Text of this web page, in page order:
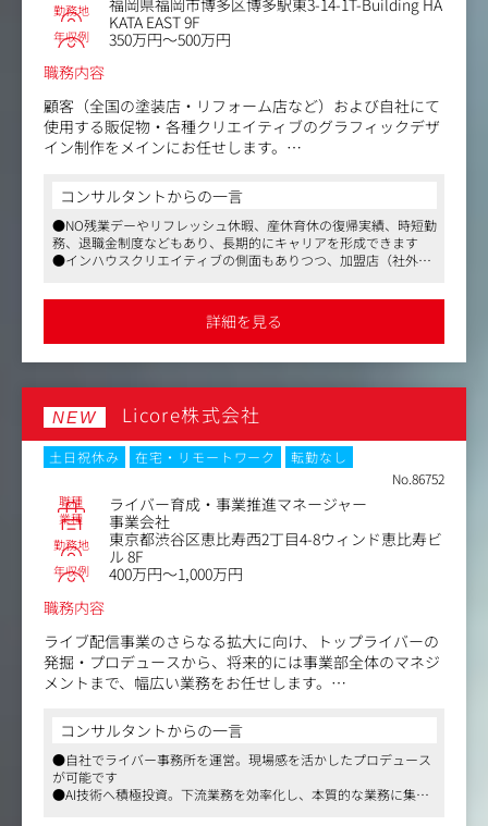
・プロジェクトマネジメント：
大型案件における演出提案から当日の運営サポートまで、
営業主導での事業成長を牽引。
勤務地
KATA EAST 9F
年収例
350万円～500万円
職務内容
顧客（全国の塗装店・リフォーム店など）および自社にて
使用する販促物・各種クリエイティブのグラフィックデザ
イン制作をメインにお任せします。
がら、デザインの力で事業価値の向上に貢献できるポジシ
ョンです！
＜具体的な業務内容＞
・パンフレット・チラシ・ポスター・パネルなどの印刷物
・デジタルバナー・SNS 用クリエイティブの制作
・ショールーム空間のデザイン制作補助・素材作成
＜使用ツール＞
Adobe Illustrator / Photoshop / InDesign
AI チャットツール（Claude / Copilot / GENSPARK など）
＜対応件数目安＞
・一人あたり月間 20～30 件程度
・案件規模は 4c/4c チラシから冊子ものまで様々
コンサルタントからの一言
●NO残業デーやリフレッシュ休暇、産休育休の復帰実績、時短勤
務、退職金制度などもあり、長期的にキャリアを形成できます
●インハウスクリエイティブの側面もありつつ、加盟店（社外）
詳細を見る
NEW Licore株式会社
土日祝休み 在宅・リモートワーク
転勤なし
No.86752
職種 ライバー育成・事業推進マネージャー
業種 事業会社
勤務地
東京都渋谷区恵比寿西2丁目4-8ウィンド恵比寿ビ
ル 8F
年収例
400万円～1,000万円
職務内容
ライブ配信事業のさらなる拡大に向け、トップライバーの
発掘・プロデュースから、将来的には事業部全体のマネジ
メントまで、幅広い業務をお任せします。
【具体的な業務内容】
・ライバーの発掘・採用戦略の立案・実行
TikTok等のSNSを活用したスカウト、面談、データ分析に
基づくアプローチ改善、契約までのオンボーディング。
・ライバーの育成・プロデュース
コンサルタントからの一言
●自社でライバー事務所を運営。現場感を活かしたプロデュース
が可能です
●AI技術へ積極投資。下流業務を効率化し、本質的な業務に集中